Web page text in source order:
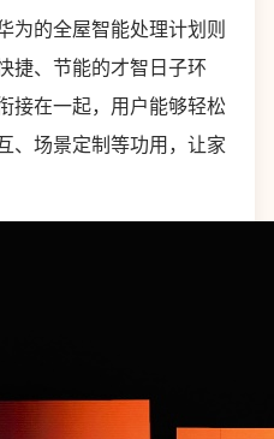
为的全屋智能处理计划则
捷、节能的才智日子环
接在一起，用户能够轻松
、场景定制等功用，让家